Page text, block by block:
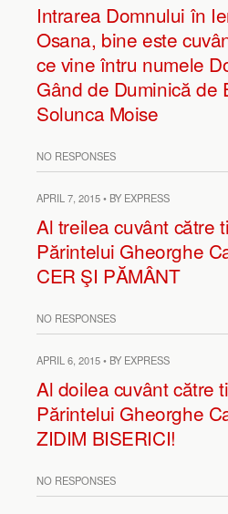
Intrarea Domnului în
Osana, bine este
ce vine întru numele
Gând de Duminică de
Solunca Moise
NO RESPONSES
APRIL 7, 2015 • BY EXPRESS
Al treilea cuvânt către
Părintelui Gheorghe
CER ŞI PĂMÂNT
NO RESPONSES
APRIL 6, 2015 • BY EXPRESS
Al doilea cuvânt către
Părintelui Gheorghe
ZIDIM BISERICI!
NO RESPONSES